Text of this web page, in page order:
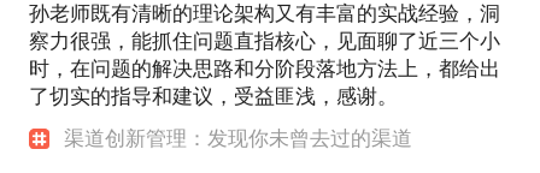
孙老师既有清晰的理论架构又有丰富的实战经验，洞
察力很强，能抓住问题直指核心，见面聊了近三个小
时，在问题的解决思路和分阶段落地方法上，都给出
了切实的指导和建议，受益匪浅，感谢。
渠道创新管理：发现你未曾去过的渠道